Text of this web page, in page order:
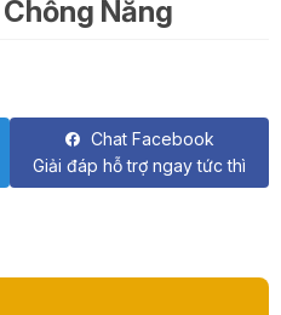
Nắng
Chat Facebook
Giải đáp hỗ trợ ngay tức thì